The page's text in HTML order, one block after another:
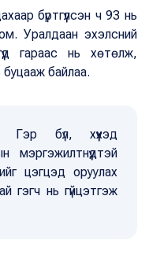
бүртгүүлсэн ч 93 нь
Уралдаан эхэлсний
гараас нь хөтөлж,
байлаа.
Гэр бүл, хүүхэд
мэргэжилтнүүдтэй
цэгцэд оруулах
гэгч нь гүйцэтгэж